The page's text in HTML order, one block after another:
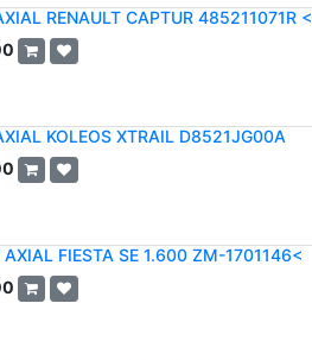
RENAULT CAPTUR 485211071R <
KOLEOS XTRAIL D8521JG00A
FIESTA SE 1.600 ZM-1701146<